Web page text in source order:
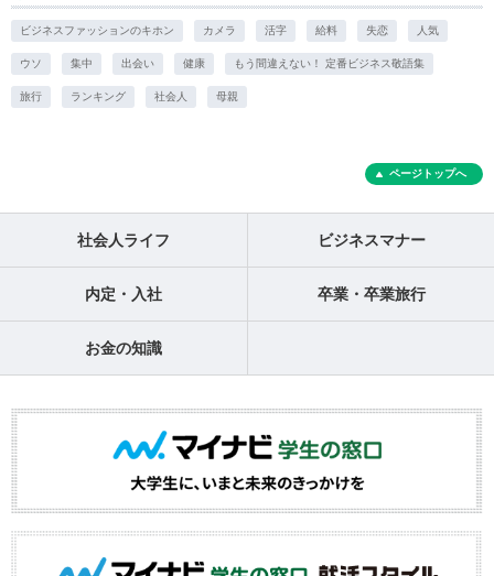
ビジネスファッションのキホン カメラ 活字 給料 失恋 人気
ウソ 集中 出会い 健康 もう間違えない！ 定番ビジネス敬語集
旅行 ランキング 社会人 母親
ページトップへ
社会人ライフ ビジネスマナー
内定・入社 卒業・卒業旅行
お金の知識